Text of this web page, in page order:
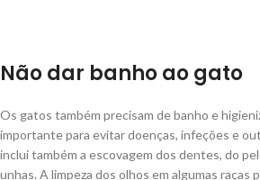
Não dar banho ao gato
Os gatos também precisam de banho e
importante para evitar doenças, infeções e
inclui também a escovagem dos dentes, do
unhas. A limpeza dos olhos em algumas raças